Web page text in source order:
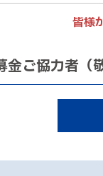
皆様
ご協力者（